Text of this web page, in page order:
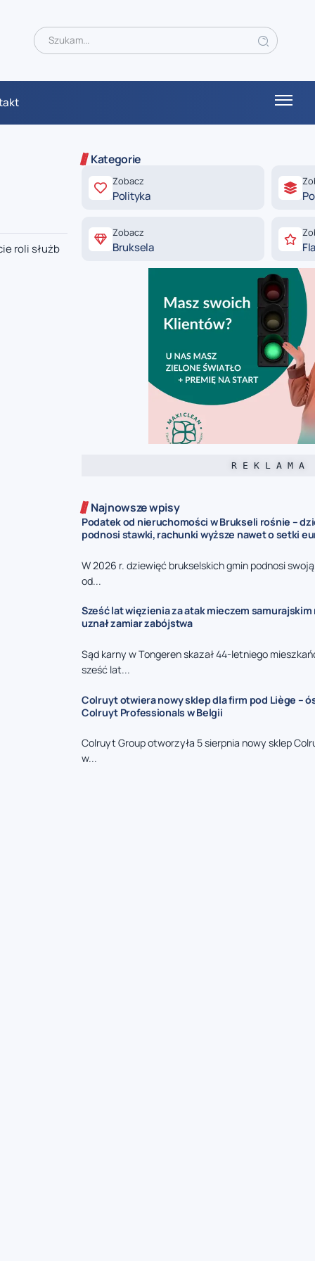
roli służb
Kategorie
Zobacz
Polityka
Zobacz
Bruksela
R E K L A M A
Najnowsze wpisy
Podatek od nieruchomości w Brukseli rośnie –
podnosi stawki, rachunki wyższe nawet o setki
W 2026 r. dziewięć brukselskich gmin podnosi
od...
Sześć lat więzienia za atak mieczem samurajskim
uznał zamiar zabójstwa
Sąd karny w Tongeren skazał 44-letniego
sześć lat...
Colruyt otwiera nowy sklep dla firm pod Liège –
Colruyt Professionals w Belgii
Colruyt Group otworzyła 5 sierpnia nowy sklep
w...